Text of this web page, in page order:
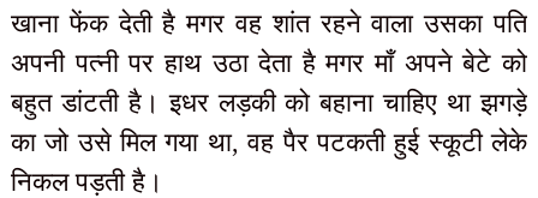
खाना फेंक देती है मगर वह शांत रहने वाला उसका पति
अपनी पत्नी पर हाथ उठा देता है मगर माँ अपने बेटे को
बहुत डांटती है। इधर लड़की को बहाना चाहिए था झगड़े
का जो उसे मिल गया था, वह पैर पटकती हुई स्कूटी लेके
निकल पड़ती है।